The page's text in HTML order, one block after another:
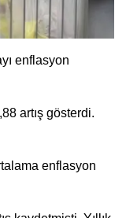
enflasyon
artış gösterdi.
enflasyon